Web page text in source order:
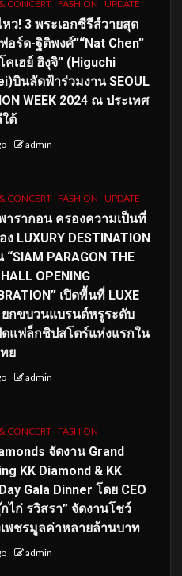
CONCERT FASHION UPDATE
หว! 3 พระเอกซีรีส์วายสุด
อร์ด-ฐิติพงศ์”“Nat Chen”
คเฮย์ ฮิงุจิ” (Higuchi
บินลัดฟ้าร่วมงาน SEOUL
WEEK 2024 ณ ประเทศ
ต้
admin
CONCERT FASHION UPDATE
ารากอน ครองความเป็นที่
LUXURY DESTINATION
“SIAM PARAGON THE
OPENING
เปิดพื้นที่ LUXE
ยกขบวนแบรนด์หรูระดับ
ดแฟล็กชิปสโตร์แห่งแรกใน
ย
admin
CONCERT FASHION
จัดงาน Grand
KK Diamond & KK
Gala Dinner โดย CEO
ไก่ รวิสรา” จัดงานโชว์
เพชรมูลค่าหลายล้านบาท
admin